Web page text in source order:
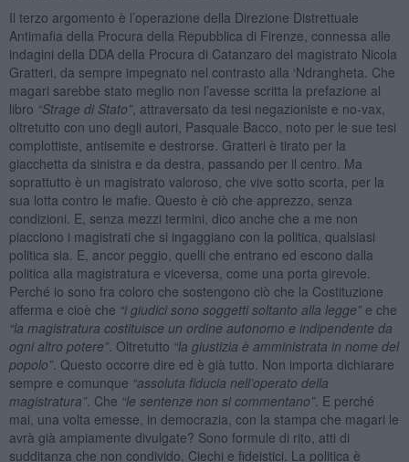
Il terzo argomento è l’operazione della Direzione Distrettuale
Antimafia della Procura della Repubblica di Firenze, connessa alle
indagini della DDA della Procura di Catanzaro del magistrato Nicola
Gratteri, da sempre impegnato nel contrasto alla ‘Ndrangheta. Che
magari sarebbe stato meglio non l’avesse scritta la prefazione al
libro “Strage di Stato”, attraversato da tesi negazioniste e no-vax,
oltretutto con uno degli autori, Pasquale Bacco, noto per le sue tesi
complottiste, antisemite e destrorse. Gratteri è tirato per la
giacchetta da sinistra e da destra, passando per il centro. Ma
soprattutto è un magistrato valoroso, che vive sotto scorta, per la
sua lotta contro le mafie. Questo è ciò che apprezzo, senza
condizioni. E, senza mezzi termini, dico anche che a me non
piacciono i magistrati che si ingaggiano con la politica, qualsiasi
politica sia. E, ancor peggio, quelli che entrano ed escono dalla
politica alla magistratura e viceversa, come una porta girevole.
Perché io sono fra coloro che sostengono ciò che la Costituzione
afferma e cioè che “i giudici sono soggetti soltanto alla legge” e che
“la magistratura costituisce un ordine autonomo e indipendente da
ogni altro potere”. Oltretutto “la giustizia è amministrata in nome del
popolo”. Questo occorre dire ed è già tutto. Non importa dichiarare
sempre e comunque “assoluta fiducia nell’operato della
magistratura”. Che “le sentenze non si commentano”. E perché
mai, una volta emesse, in democrazia, con la stampa che magari le
avrà già ampiamente divulgate? Sono formule di rito, atti di
sudditanza che non condivido. Ciechi e fideistici. La politica è